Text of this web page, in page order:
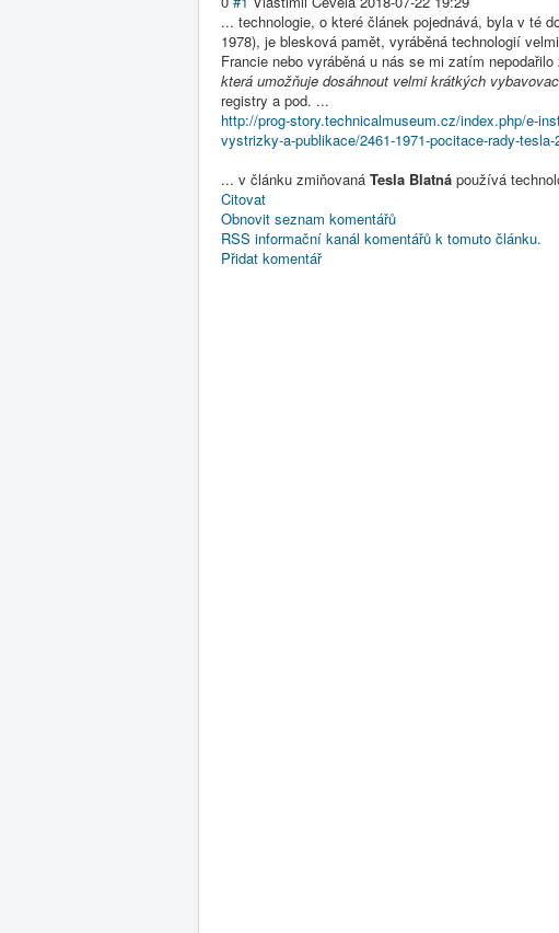
... technologie, o které článek pojednává, byla v té
1978), je blesková pamět, vyráběná technologií
Francie nebo vyráběná u nás se mi zatím
která umožňuje dosáhnout velmi krátkých
registry a pod. ...
http://prog-story.technicalmuseum.cz/index.php/e-
vystrizky-a-publikace/2461-1971-pocitace-rady-tesla-
... v článku zmiňovaná Tesla Blatná používá
Citovat
Obnovit seznam komentářů
RSS informační kanál komentářů k tomuto článku.
Přidat komentář